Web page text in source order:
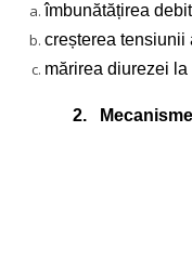
îmbunătățirea
creșterea tensiunii
mărirea diurezei
2.